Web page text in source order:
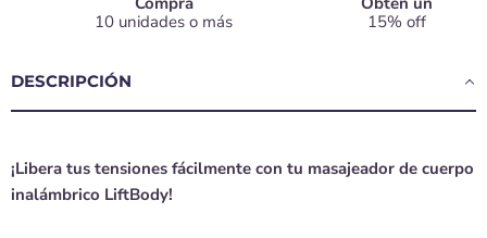
10 unidades o más
15% off
DESCRIPCIÓN
¡Libera tus tensiones fácilmente con tu masajeador de cuerpo
inalámbrico LiftBody!